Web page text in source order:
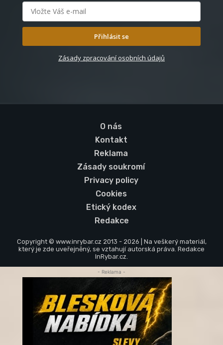
Přihlásit se
Zásady zpracování osobních údajů
O nás
Kontakt
Reklama
Zásady soukromí
Privacy policy
Cookies
Etický kodex
Redakce
Copyright © www.inrybar.cz 2013 - 2026 | Na veškerý materiál,
který je zde uveřejněný, se vztahují autorská práva. Redakce
InRybar.cz.
- Reklama -